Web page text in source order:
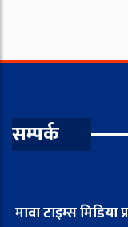
सम्पर्क
मावा टाइम्स मिडिया